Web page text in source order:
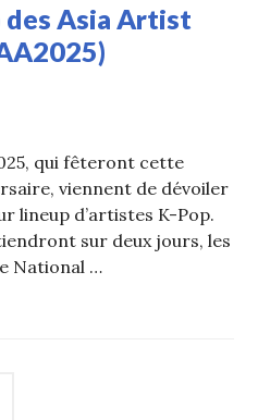
des Asia Artist
qui fêteront cette
viennent de dévoiler
lineup d’artistes K-Pop.
sur deux jours, les
National …
lineup des Asia Artist